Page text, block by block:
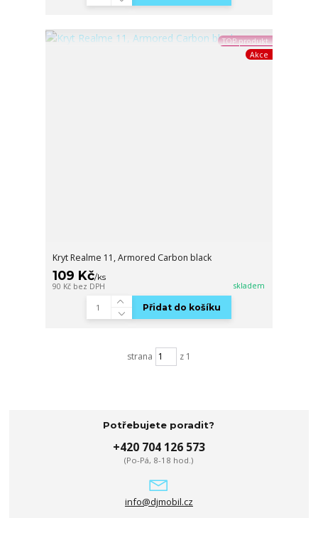
TOP produkt
Akce
Kryt Realme 11, Armored Carbon black
109 Kč/ks
90 Kč bez DPH skladem
Přidat do košíku
strana z 1
Potřebujete poradit?
+420 704 126 573
(Po-Pá, 8-18 hod.)
info@djmobil.cz